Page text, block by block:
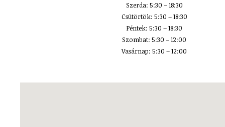
Szerda: 5:30 – 18:30
Csütörtök: 5:30 – 18:30
Péntek: 5:30 – 18:30
Szombat: 5:30 – 12:00
Vasárnap: 5:30 – 12:00